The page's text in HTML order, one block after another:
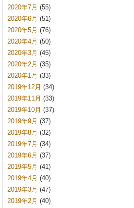
2020年7月 (55)
2020年6月 (51)
2020年5月 (76)
2020年4月 (50)
2020年3月 (45)
2020年2月 (35)
2020年1月 (33)
2019年12月 (34)
2019年11月 (33)
2019年10月 (37)
2019年9月 (37)
2019年8月 (32)
2019年7月 (34)
2019年6月 (37)
2019年5月 (41)
2019年4月 (40)
2019年3月 (47)
2019年2月 (40)